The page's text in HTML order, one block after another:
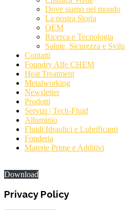
Dove siamo nel mondo
La nostra Storia
OEM
Ricerca e Tecnologia
Salute, Sicurezza e
Contatti
Foundry Alfe CHEM
Heat Treatment
Metalworking
Newsletter
Prodotti
Servizi | Tech-Fluid
Alluminio
Fluidi Idraulici e Lubrificanti
Fonderia
Materie Prime e Additivi
Download
Privacy Policy